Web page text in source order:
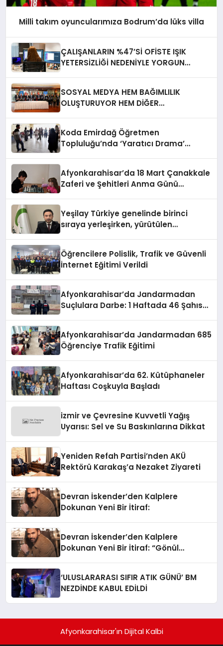
Milli takım oyuncularımıza Bodrum’da lüks villa
ÇALIŞANLARIN %47’Sİ OFİSTE IŞIK
YETERSİZLİĞİ NEDENİYLE YORGUN
SOSYAL MEDYA HEM BAĞIMLILIK
OLUŞTURUYOR HEM DİĞER
Koda Emirdağ Öğretmen
Topluluğu’nda ‘Yaratıcı Drama’
Afyonkarahisar’da 18 Mart Çanakkale
Zaferi ve Şehitleri Anma Günü
Yeşilay Türkiye genelinde birinci
sıraya yerleşirken, yürütülen
Öğrencilere Polislik, Trafik ve Güvenli
İnternet Eğitimi Verildi
Afyonkarahisar’da Jandarmadan
Suçlulara Darbe: 1 Haftada 46 Şahıs
Afyonkarahisar’da Jandarmadan 685
Öğrenciye Trafik Eğitimi
Afyonkarahisar’da 62. Kütüphaneler
Haftası Coşkuyla Başladı
izmir ve Çevresine Kuvvetli Yağış
Uyarısı: Sel ve Su Baskınlarına Dikkat
Yeniden Refah Partisi’nden AKÜ
Rektörü Karakaş’a Nezaket Ziyareti
Devran İskender’den Kalplere
Dokunan Yeni Bir İtiraf:
Devran İskender’den Kalplere
Dokunan Yeni Bir İtiraf: “Gönül
‘ULUSLARARASI SIFIR ATIK GÜNÜ’ BM
NEZDİNDE KABUL EDİLDİ
Afyonkarahisar'ın Dijital Kalbi